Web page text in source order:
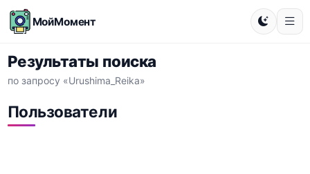
МойМомент
Результаты поиска
по запросу «Urushima_Reika»
Пользователи